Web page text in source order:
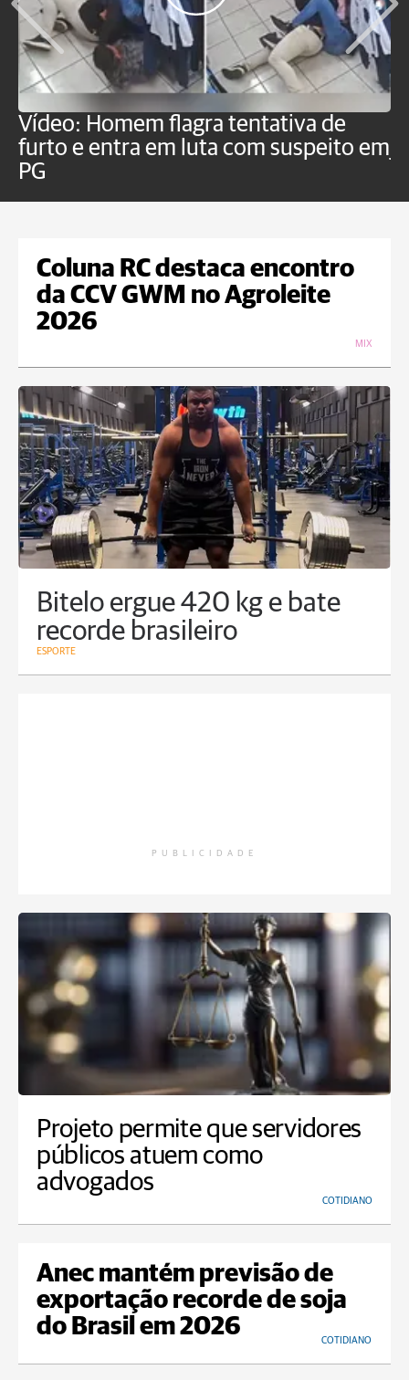
Vídeo: Homem flagra tentativa de
furto e entra em luta com suspeito em
PG
Coluna RC destaca encontro
da CCV GWM no Agroleite
2026
MIX
Bitelo ergue 420 kg e bate
recorde brasileiro
ESPORTE
PUBLICIDADE
Projeto permite que servidores
públicos atuem como
advogados
COTIDIANO
Anec mantém previsão de
exportação recorde de soja
do Brasil em 2026
COTIDIANO